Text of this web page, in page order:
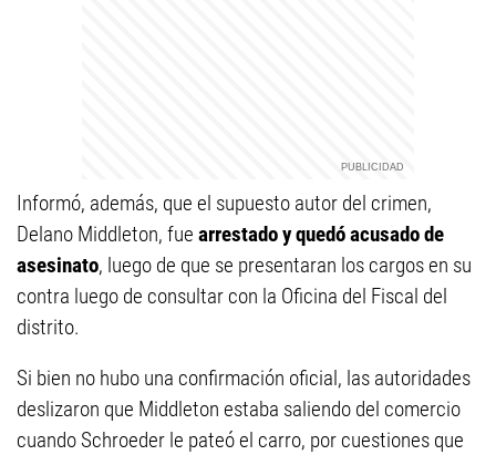
Informó, además, que el supuesto autor del crimen,
Delano Middleton, fue arrestado y quedó acusado de
asesinato, luego de que se presentaran los cargos en su
contra luego de consultar con la Oficina del Fiscal del
distrito.
Si bien no hubo una confirmación oficial, las autoridades
deslizaron que Middleton estaba saliendo del comercio
cuando Schroeder le pateó el carro, por cuestiones que